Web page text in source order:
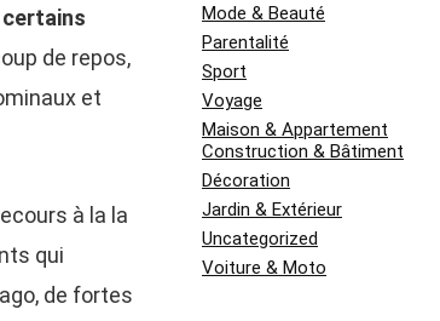
certains
de repos,
et
à la la
qui
de fortes
Mode & Beauté
Parentalité
Sport
Voyage
Maison & Appartement
Construction & Bâtiment
Décoration
Jardin & Extérieur
Uncategorized
Voiture & Moto